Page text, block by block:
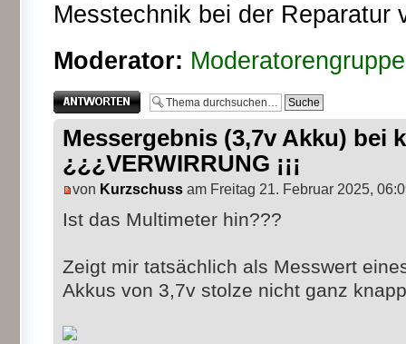
Messtechnik bei der Reparatur
Moderator: Moderatorengruppe
Antwort erstellen
Messergebnis (3,7v Akku) bei
¿¿¿VERWIRRUNG ¡¡¡
von Kurzschuss am Freitag 21. Februar 2025,
Ist das Multimeter hin???
Zeigt mir tatsächlich als Messwert
Akkus von 3,7v stolze nicht ganz